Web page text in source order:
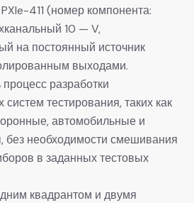
411 (номер компонента:
10 — V,
на постоянный источник
выходами.
процесс разработки
тестирования, таких как
автомобильные и
без необходимости смешивания
в заданных тестовых
квадрантом и двумя